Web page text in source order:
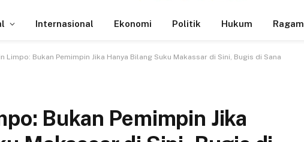
Internasional Ekonomi Politik Hukum Ragam
Limpo: Bukan Pemimpin Jika Hanya Bilang Suku Makassar di Sini, Bugis di Sana
Bukan Pemimpin Jika